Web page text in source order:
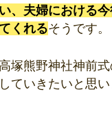
、夫婦における
くれるそうです。
塚熊野神社神前
ていきたいと思い